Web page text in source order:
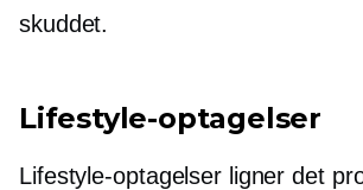
skuddet.
Lifestyle-optagelser
Lifestyle-optagelser ligner det